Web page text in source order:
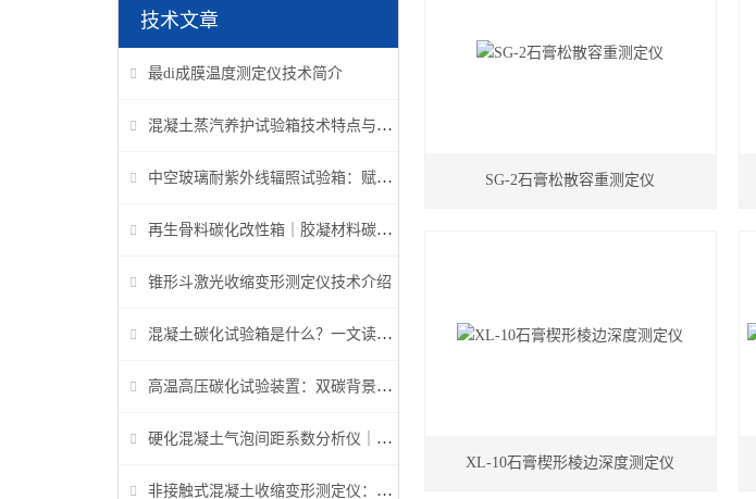
技术文章
最di成膜温度测定仪技术简介
混凝土蒸汽养护试验箱技术特点与应用解析
中空玻璃耐紫外线辐照试验箱：赋能建筑玻璃质量检测新标准
再生骨料碳化改性箱｜胶凝材料碳化机理研究专用设备
锥形斗激光收缩变形测定仪技术介绍
混凝土碳化试验箱是什么？一文读懂它的功能、原理与标准要求
高温高压碳化试验装置：双碳背景下胶凝材料研究核心装备
硬化混凝土气泡间距系数分析仪｜参数检测与行业标准详解
非接触式混凝土收缩变形测定仪：早龄期收缩检测核心设备
SG-2石膏松散容重测定仪
XL-10石膏楔形棱边深度测定仪